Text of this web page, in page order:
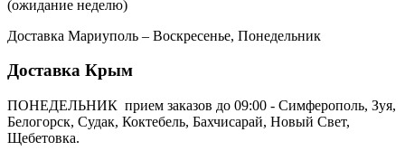
(ожидание неделю)
Доставка Мариуполь – Воскресенье, Понедельник
Доставка Крым
ПОНЕДЕЛЬНИК прием заказов до 09:00 - Симферополь, Зуя,
Белогорск, Судак, Коктебель, Бахчисарай, Новый Свет,
Щебетовка.